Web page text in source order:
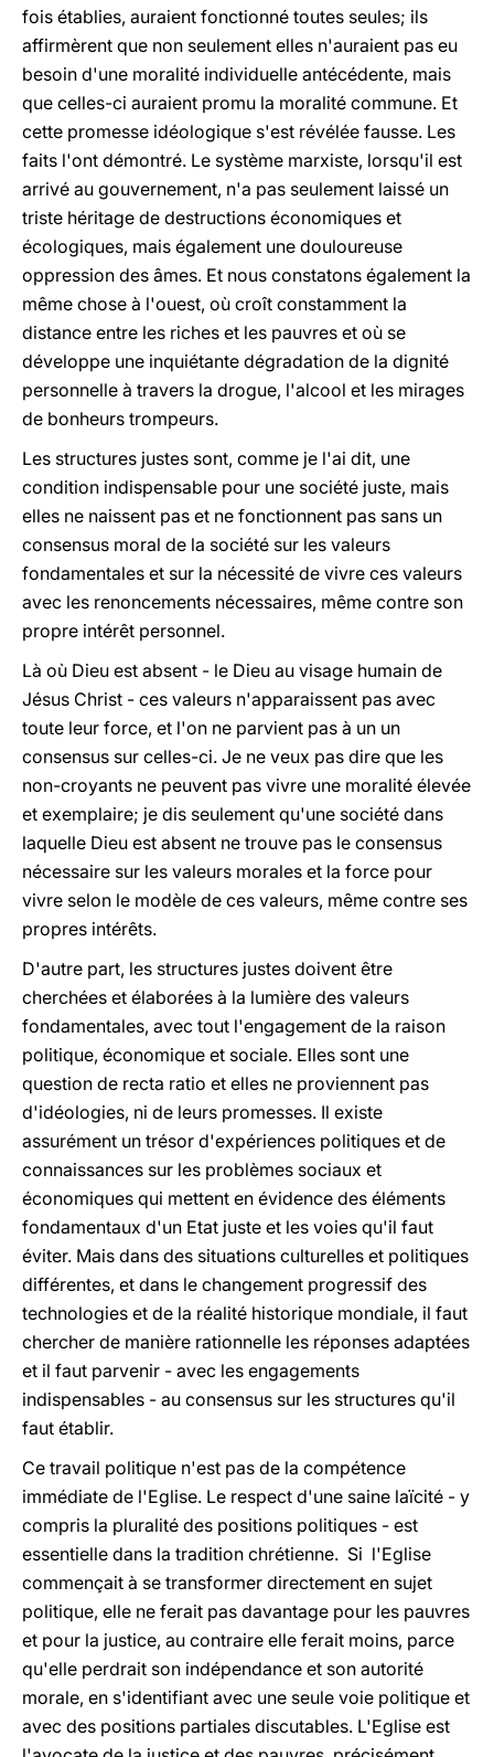
fois établies, auraient fonctionné toutes seules; ils
affirmèrent que non seulement elles n'auraient pas eu
besoin d'une moralité individuelle antécédente, mais
que celles-ci auraient promu la moralité commune. Et
cette promesse idéologique s'est révélée fausse. Les
faits l'ont démontré. Le système marxiste, lorsqu'il est
arrivé au gouvernement, n'a pas seulement laissé un
triste héritage de destructions économiques et
écologiques, mais également une douloureuse
oppression des âmes. Et nous constatons également la
même chose à l'ouest, où croît constamment la
distance entre les riches et les pauvres et où se
développe une inquiétante dégradation de la dignité
personnelle à travers la drogue, l'alcool et les mirages
de bonheurs trompeurs.
Les structures justes sont, comme je l'ai dit, une
condition indispensable pour une société juste, mais
elles ne naissent pas et ne fonctionnent pas sans un
consensus moral de la société sur les valeurs
fondamentales et sur la nécessité de vivre ces valeurs
avec les renoncements nécessaires, même contre son
propre intérêt personnel.
Là où Dieu est absent - le Dieu au visage humain de
Jésus Christ - ces valeurs n'apparaissent pas avec
toute leur force, et l'on ne parvient pas à un un
consensus sur celles-ci. Je ne veux pas dire que les
non-croyants ne peuvent pas vivre une moralité élevée
et exemplaire; je dis seulement qu'une société dans
laquelle Dieu est absent ne trouve pas le consensus
nécessaire sur les valeurs morales et la force pour
vivre selon le modèle de ces valeurs, même contre ses
propres intérêts.
D'autre part, les structures justes doivent être
cherchées et élaborées à la lumière des valeurs
fondamentales, avec tout l'engagement de la raison
politique, économique et sociale. Elles sont une
question de recta ratio et elles ne proviennent pas
d'idéologies, ni de leurs promesses. Il existe
assurément un trésor d'expériences politiques et de
connaissances sur les problèmes sociaux et
économiques qui mettent en évidence des éléments
fondamentaux d'un Etat juste et les voies qu'il faut
éviter. Mais dans des situations culturelles et politiques
différentes, et dans le changement progressif des
technologies et de la réalité historique mondiale, il faut
chercher de manière rationnelle les réponses adaptées
et il faut parvenir - avec les engagements
indispensables - au consensus sur les structures qu'il
faut établir.
Ce travail politique n'est pas de la compétence
immédiate de l'Eglise. Le respect d'une saine laïcité - y
compris la pluralité des positions politiques - est
essentielle dans la tradition chrétienne. Si l'Eglise
commençait à se transformer directement en sujet
politique, elle ne ferait pas davantage pour les pauvres
et pour la justice, au contraire elle ferait moins, parce
qu'elle perdrait son indépendance et son autorité
morale, en s'identifiant avec une seule voie politique et
avec des positions partiales discutables. L'Eglise est